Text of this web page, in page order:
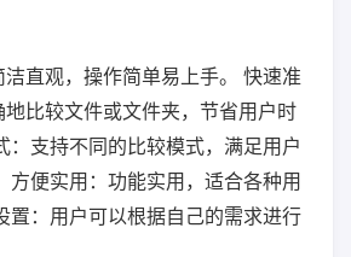
洁直观，操作简单易上手。 快速准
比较文件或文件夹，节省用户时
：支持不同的比较模式，满足用户
方便实用：功能实用，适合各种用
置：用户可以根据自己的需求进行